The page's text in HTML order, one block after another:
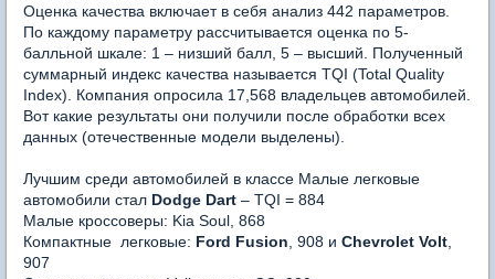
Оценка качества включает в себя анализ 442 параметров.
По каждому параметру рассчитывается оценка по 5-
балльной шкале: 1 – низший балл, 5 – высший. Полученный
суммарный индекс качества называется TQI (Total Quality
Index). Компания опросила 17,568 владельцев автомобилей.
Вот какие результаты они получили после обработки всех
данных (отечественные модели выделены).
Лучшим среди автомобилей в классе Малые легковые
автомобили стал Dodge Dart – TQI = 884
Малые кроссоверы: Kia Soul, 868
Компактные легковые: Ford Fusion , 908 и Chevrolet Volt
907